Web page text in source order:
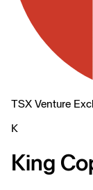
TSX Venture
K
King